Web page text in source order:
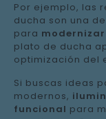
Por ejemplo, las
ducha son una
para
plato de ducha
optimización del
Si buscas ideas
modernos,
funcional para